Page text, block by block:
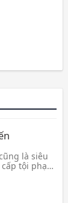
là siêu
tội phạm